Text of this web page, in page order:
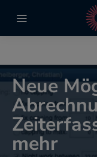
Neue
mehr